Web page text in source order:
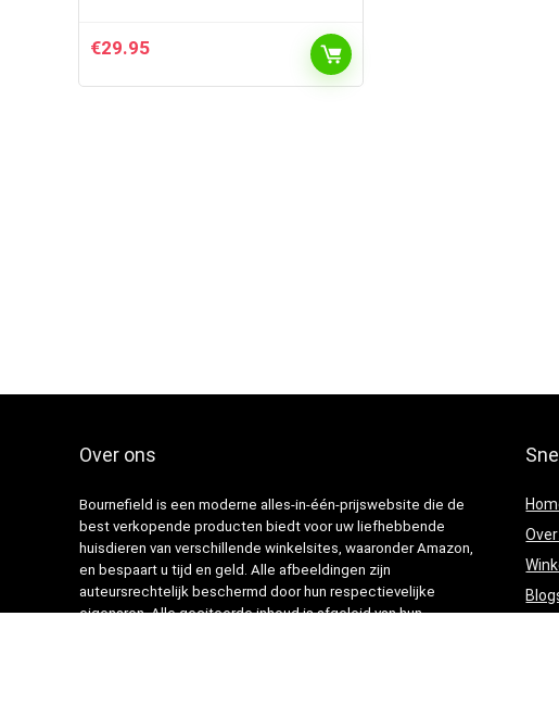
€29.95
Over ons
Bournefield is een moderne alles-in-één-prijswebsite die de
best verkopende producten biedt voor uw liefhebbende
huisdieren van verschillende winkelsites, waaronder Amazon,
en bespaart u tijd en geld. Alle afbeeldingen zijn
auteursrechtelijk beschermd door hun respectievelijke
eigenaren. Alle geciteerde inhoud is afgeleid van hun